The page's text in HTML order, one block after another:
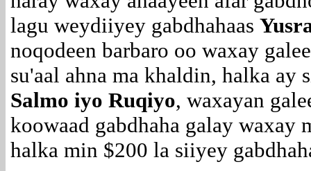
lagu weydiiyey gabdhahaas
noqodeen barbaro oo waxay
su'aal ahna ma khaldin, halka ay
Salmo iyo Ruqiyo, waxayan
koowaad gabdhaha galay waxay
halka min $200 la siiyey